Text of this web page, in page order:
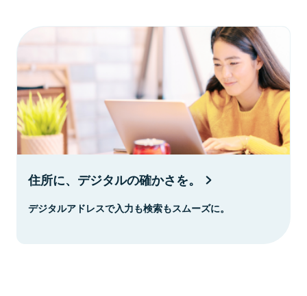
住所に、デジタルの確かさを。
デジタルアドレスで入力も検索もスムーズに。